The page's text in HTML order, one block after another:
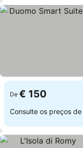
De € 150
Consulte os preços de